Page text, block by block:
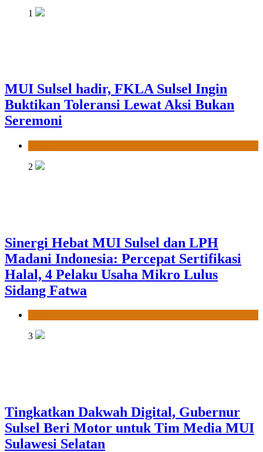
1
MUI Sulsel hadir, FKLA Sulsel Ingin
Buktikan Toleransi Lewat Aksi Bukan
Seremoni
2
Sinergi Hebat MUI Sulsel dan LPH
Madani Indonesia: Percepat Sertifikasi
Halal, 4 Pelaku Usaha Mikro Lulus
Sidang Fatwa
3
Tingkatkan Dakwah Digital, Gubernur
Sulsel Beri Motor untuk Tim Media MUI
Sulawesi Selatan